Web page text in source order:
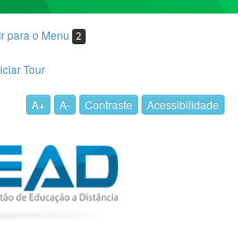
Ir para o Menu 2
Tour
A+ A- Contraste Acessibilidade